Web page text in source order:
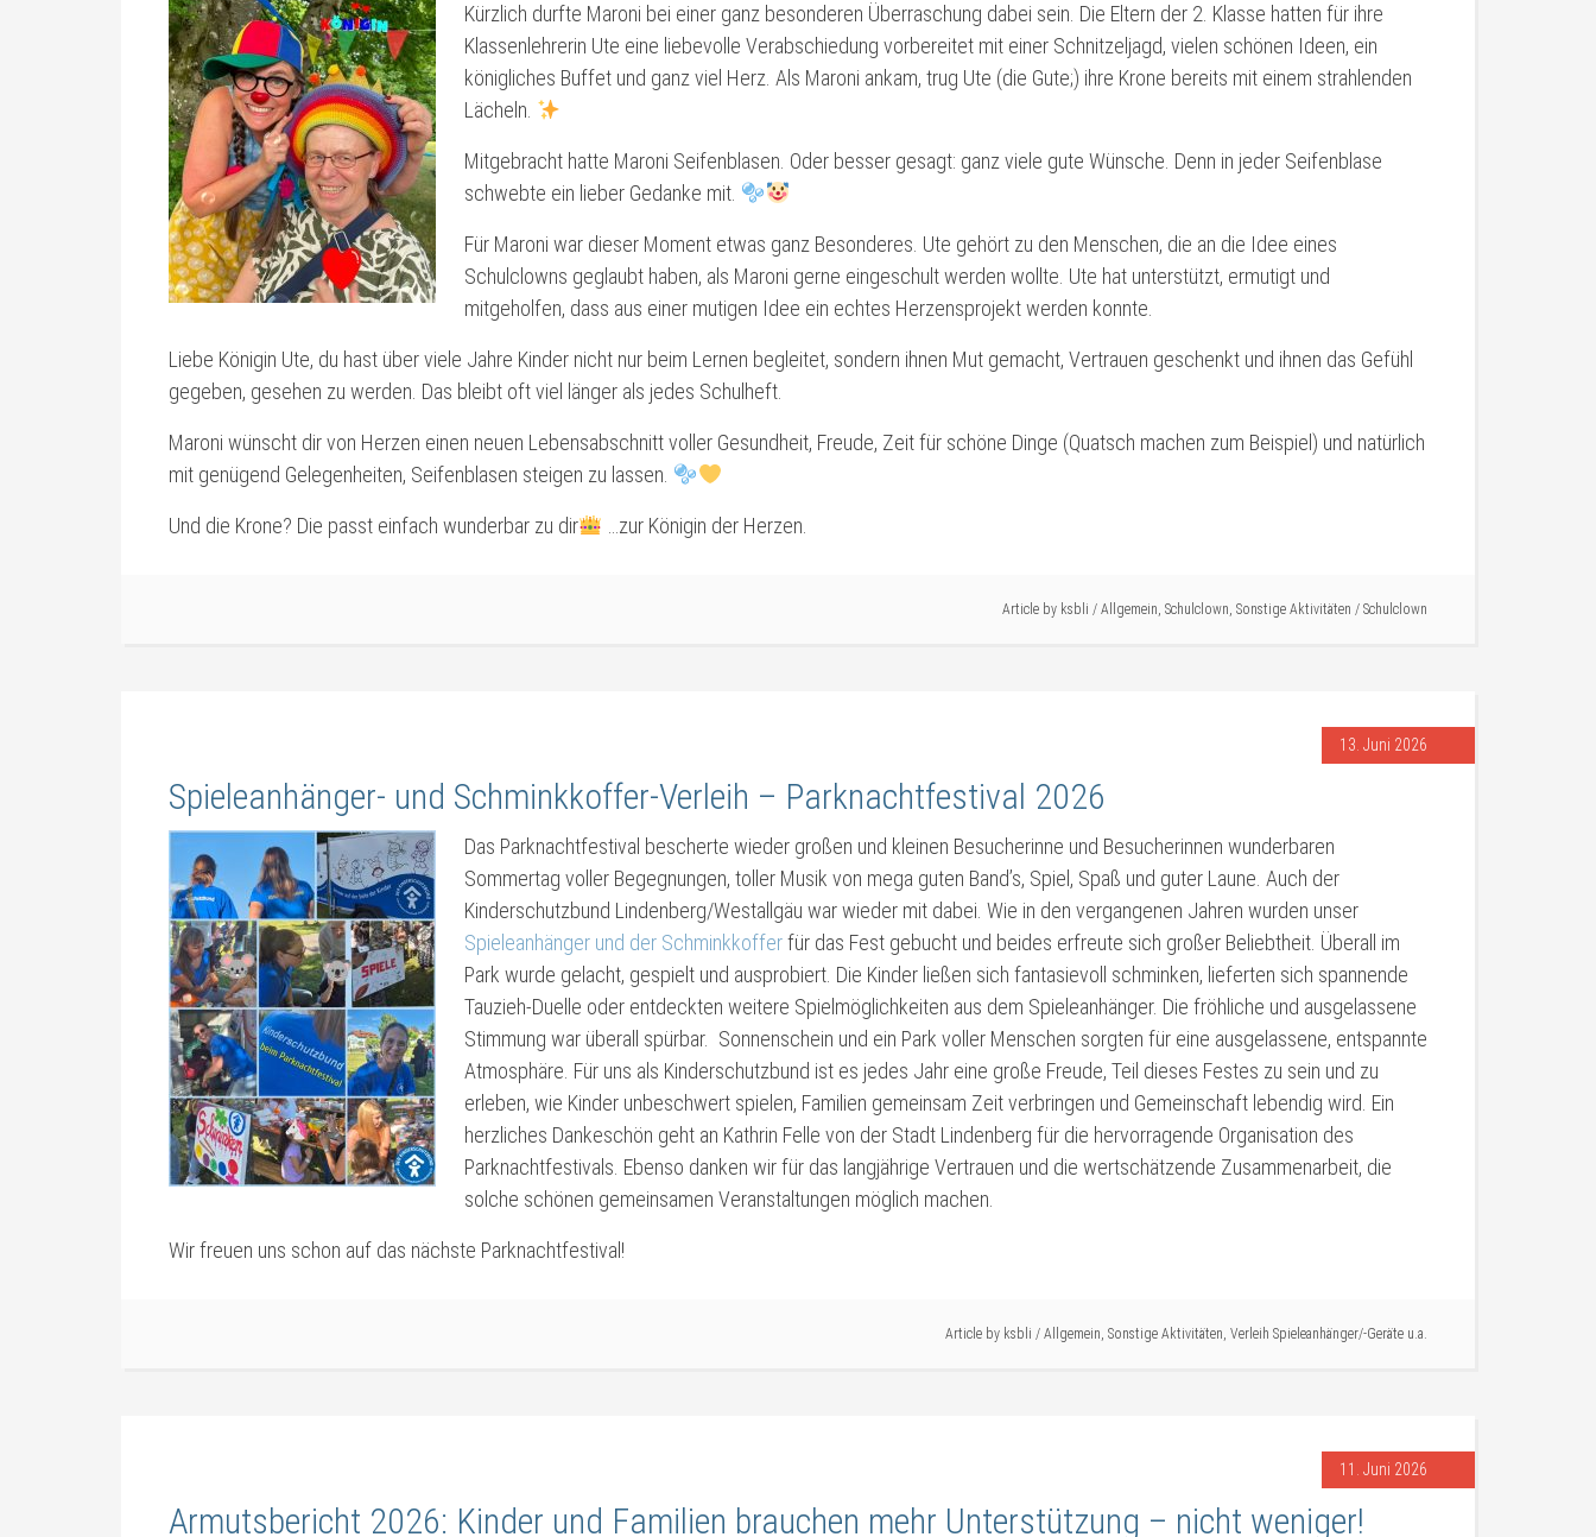
Kürzlich durfte Maroni bei einer ganz besonderen Überraschung dabei sein. Die Eltern der 2. Klasse hatten für ihre
Klassenlehrerin Ute eine liebevolle Verabschiedung vorbereitet mit einer Schnitzeljagd, vielen schönen Ideen, ein
königliches Buffet und ganz viel Herz. Als Maroni ankam, trug Ute (die Gute;) ihre Krone bereits mit einem strahlenden
Lächeln.
Mitgebracht hatte Maroni Seifenblasen. Oder besser gesagt: ganz viele gute Wünsche. Denn in jeder Seifenblase
schwebte ein lieber Gedanke mit.
Für Maroni war dieser Moment etwas ganz Besonderes. Ute gehört zu den Menschen, die an die Idee eines
Schulclowns geglaubt haben, als Maroni gerne eingeschult werden wollte. Ute hat unterstützt, ermutigt und
mitgeholfen, dass aus einer mutigen Idee ein echtes Herzensprojekt werden konnte.
Liebe Königin Ute, du hast über viele Jahre Kinder nicht nur beim Lernen begleitet, sondern ihnen Mut gemacht, Vertrauen geschenkt und ihnen das Gefühl
gegeben, gesehen zu werden. Das bleibt oft viel länger als jedes Schulheft.
Maroni wünscht dir von Herzen einen neuen Lebensabschnitt voller Gesundheit, Freude, Zeit für schöne Dinge (Quatsch machen zum Beispiel) und natürlich
mit genügend Gelegenheiten, Seifenblasen steigen zu lassen.
Und die Krone? Die passt einfach wunderbar zu dir …zur Königin der Herzen.
Article by ksbli / Allgemein, Schulclown, Sonstige Aktivitäten / Schulclown
13. Juni 2026
Spieleanhänger- und Schminkkoffer-Verleih – Parknachtfestival 2026
Das Parknachtfestival bescherte wieder großen und kleinen Besucherinne und Besucherinnen wunderbaren
Sommertag voller Begegnungen, toller Musik von mega guten Band’s, Spiel, Spaß und guter Laune. Auch der
Kinderschutzbund Lindenberg/Westallgäu war wieder mit dabei. Wie in den vergangenen Jahren wurden unser
Spieleanhänger und der Schminkkofferfür das Fest gebucht und beides erfreute sich großer Beliebtheit. Überall im
Park wurde gelacht, gespielt und ausprobiert. Die Kinder ließen sich fantasievoll schminken, lieferten sich spannende
Tauzieh-Duelle oder entdeckten weitere Spielmöglichkeiten aus dem Spieleanhänger. Die fröhliche und ausgelassene
Stimmung war überall spürbar. Sonnenschein und ein Park voller Menschen sorgten für eine ausgelassene, entspannte
Atmosphäre. Für uns als Kinderschutzbund ist es jedes Jahr eine große Freude, Teil dieses Festes zu sein und zu
erleben, wie Kinder unbeschwert spielen, Familien gemeinsam Zeit verbringen und Gemeinschaft lebendig wird. Ein
herzliches Dankeschön geht an Kathrin Felle von der Stadt Lindenberg für die hervorragende Organisation des
Parknachtfestivals. Ebenso danken wir für das langjährige Vertrauen und die wertschätzende Zusammenarbeit, die
solche schönen gemeinsamen Veranstaltungen möglich machen.
Wir freuen uns schon auf das nächste Parknachtfestival!
Article by ksbli / Allgemein, Sonstige Aktivitäten, Verleih Spieleanhänger/-Geräte u.a.
11. Juni 2026
Armutsbericht 2026: Kinder und Familien brauchen mehr Unterstützung – nicht weniger!